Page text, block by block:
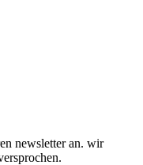
newsletter an. wir